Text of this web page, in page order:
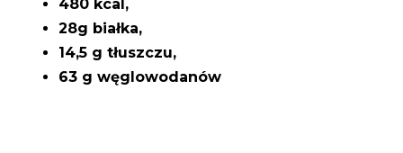
480 kcal,
28g białka,
14,5 g tłuszczu,
63 g węglowodanów